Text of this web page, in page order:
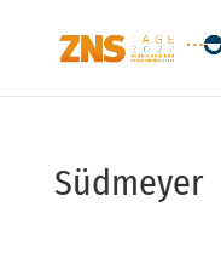
Südmeyer